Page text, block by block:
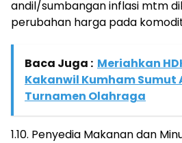
andil/sumbangan inflasi mtm
perubahan harga pada
Baca Juga : Meriahkan
Kakanwil Kumham Sumut
Turnamen Olahraga
1.10. Penyedia Makanan dan